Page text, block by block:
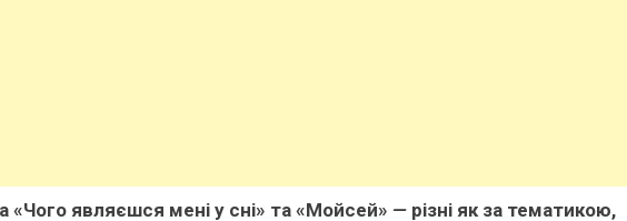
«Чого являєшся мені у сні» та «Мойсей» — різні як за тематикою,